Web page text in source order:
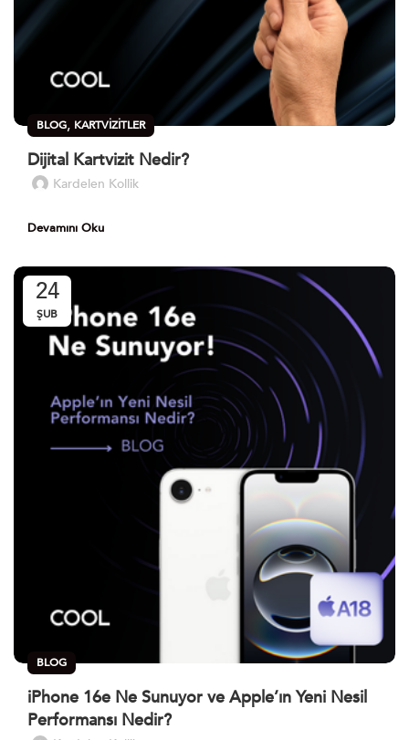
BLOG, KARTVIZITLER
Dijital Kartvizit Nedir?
Kardelen Kollik
Devamını Oku
24
ŞUB
BLOG
iPhone 16e Ne Sunuyor ve Apple’ın Yeni Nesil
Performansı Nedir?